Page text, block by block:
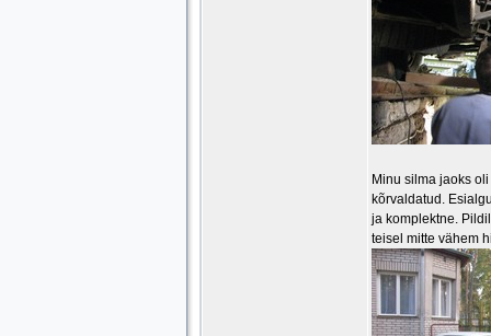
Minu silma jaoks
kõrvaldatud.
ja komplektne.
teisel mitte vähem